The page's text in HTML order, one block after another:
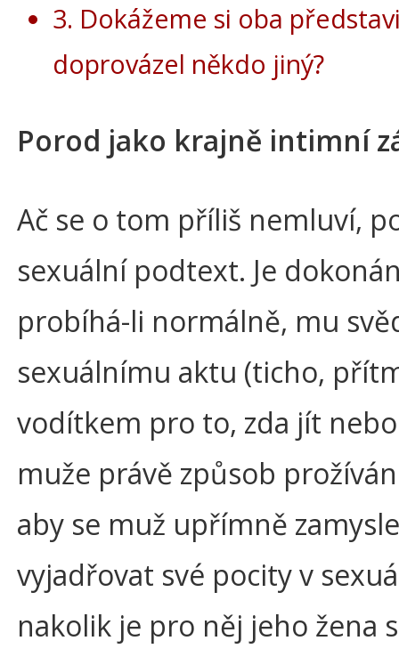
3. Dokážeme si oba
doprovázel někdo jiný?
Porod jako krajně intimní
Ač se o tom příliš nemluví,
sexuální podtext. Je
probíhá-li normálně, mu
sexuálnímu aktu (ticho,
vodítkem pro to, zda jít
muže právě způsob
aby se muž upřímně
vyjadřovat své pocity v
nakolik je pro něj jeho žena